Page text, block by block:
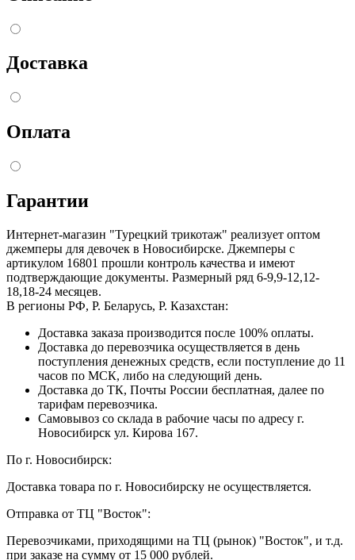
Доставка
Оплата
Гарантии
Интернет-магазин "Турецкий трикотаж" реализует оптом
джемперы для девочек в Новосибирске. Джемперы с
артикулом 16801 прошли контроль качества и имеют
подтверждающие документы. Размерный ряд 6-9,9-12,12-
18,18-24 месяцев.
В регионы РФ, Р. Беларусь, Р. Казахстан:
Доставка заказа производится после 100% оплаты.
Доставка до перевозчика осуществляется в день
поступления денежных средств, если поступление до 11
часов по МСК, либо на следующий день.
Доставка до ТК, Почты России бесплатная, далее по
тарифам перевозчика.
Самовывоз со склада в рабочие часы по адресу г.
Новосибирск ул. Кирова 167.
По г. Новосибирск:
Доставка товара по г. Новосибирску не осуществляется.
Отправка от ТЦ "Восток":
Перевозчиками, приходящими на ТЦ (рынок) "Восток", и т.д.
при заказе на сумму от 15 000 рублей.